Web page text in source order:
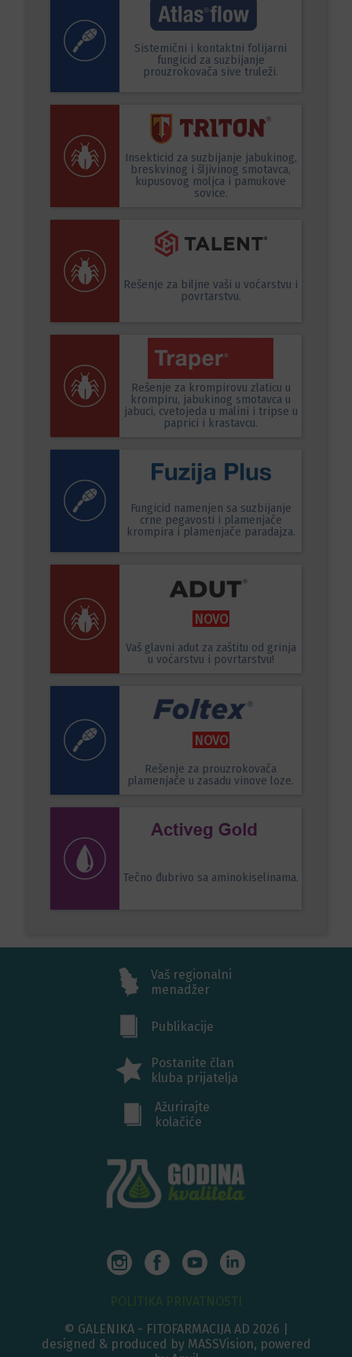
Sistemični i kontaktni folijarni
fungicid za suzbijanje
prouzrokovača sive truleži.
Insekticid za suzbijanje jabukinog,
breskvinog i šljivinog smotavca,
kupusovog moljca i pamukove
sovice.
Rešenje za biljne vaši u voćarstvu i
povrtarstvu.
Rešenje za krompirovu zlaticu u
krompiru, jabukinog smotavca u
jabuci, cvetojeda u malini i tripse u
paprici i krastavcu.
Fungicid namenjen sa suzbijanje
crne pegavosti i plamenjače
krompira i plamenjače paradajza.
NOVO
Vaš glavni adut za zaštitu od grinja
u voćarstvu i povrtarstvu!
NOVO
Rešenje za prouzrokovača
plamenjače u zasadu vinove loze.
Tečno đubrivo sa aminokiselinama.
Vaš regionalni
menadžer
Publikacije
Postanite član
kluba prijatelja
Ažurirajte
kolačiće
© GALENIKA - FITOFARMACIJA AD 2026 |
designed & produced by MASSVision, powered